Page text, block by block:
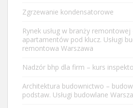
Zgrzewanie kondensatorowe
Rynek usług w branży
apartamentów pod klucz. Usługi
remontowa Warszawa
Nadzór bhp dla firm – kurs
Architektura budownictwo –
podstaw. Usługi budowlane